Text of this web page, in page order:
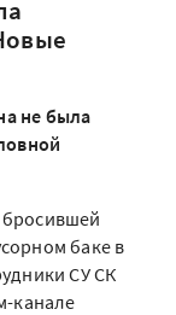
не была
баке в
СУ СК
канале